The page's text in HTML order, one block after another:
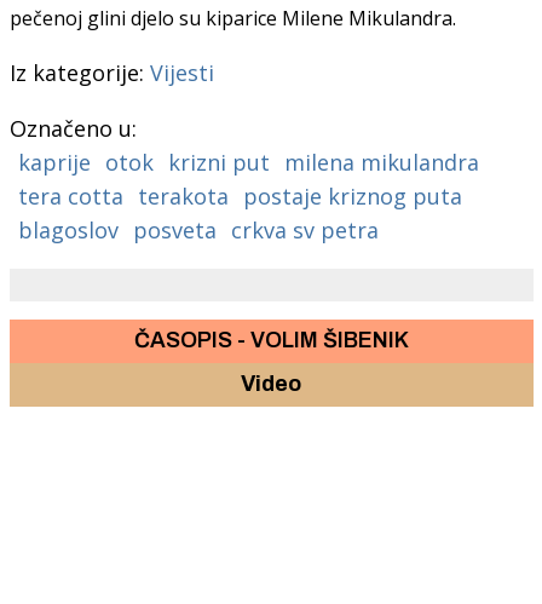
pečenoj glini djelo su kiparice Milene Mikulandra.
Iz kategorije: Vijesti
Označeno u:
kaprije otok krizni put
milena mikulandra
tera cotta terakota
postaje kriznog puta
blagoslov posveta crkva sv petra
ČASOPIS - VOLIM ŠIBENIK
Video